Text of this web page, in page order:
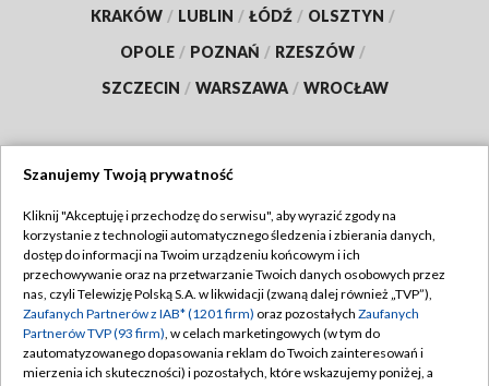
KRAKÓW / LUBLIN / ŁÓDŹ / OLSZTYN /
OPOLE / POZNAŃ / RZESZÓW /
SZCZECIN / WARSZAWA / WROCŁAW
TVP
Abonament TVP
Emisja w TVP
Centrum informacji TVP
Naziemna Telewizja Cyfrowa
Regulamin TVP
Polityka prywatności
Moje zgody
Szanujemy Twoją prywatność
Kliknij "Akceptuję i przechodzę do serwisu", aby wyrazić zgody na
korzystanie z technologii automatycznego śledzenia i zbierania danych,
dostęp do informacji na Twoim urządzeniu końcowym i ich
przechowywanie oraz na przetwarzanie Twoich danych osobowych przez
nas, czyli Telewizję Polską S.A. w likwidacji (zwaną dalej również „TVP”),
Zaufanych Partnerów z IAB* (1201 firm) oraz pozostałych Zaufanych
Partnerów TVP (93 firm), w celach marketingowych (w tym do
zautomatyzowanego dopasowania reklam do Twoich zainteresowań i
mierzenia ich skuteczności) i pozostałych, które wskazujemy poniżej, a